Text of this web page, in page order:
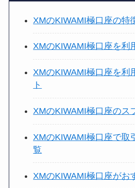
XMのKIWAMI極口座の特
XMのKIWAMI極口座を利
XMのKIWAMI極口座を利
ト
XMのKIWAMI極口座のス
XMのKIWAMI極口座で取
覧
XMのKIWAMI極口座がお